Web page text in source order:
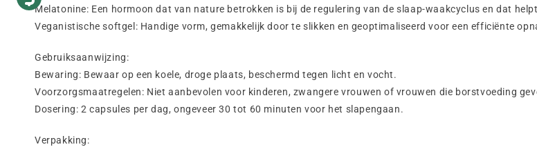
Melatonine: Een hormoon dat van nature betrokken is bij de regulering van de slaap-waakcyclus en dat
Veganistische softgel: Handige vorm, gemakkelijk door te slikken en geoptimaliseerd voor een efficiënte
Gebruiksaanwijzing:
Bewaring: Bewaar op een koele, droge plaats, beschermd tegen licht en vocht.
Voorzorgsmaatregelen: Niet aanbevolen voor kinderen, zwangere vrouwen of vrouwen die borstvoeding
Dosering: 2 capsules per dag, ongeveer 30 tot 60 minuten voor het slapengaan.
Verpakking: